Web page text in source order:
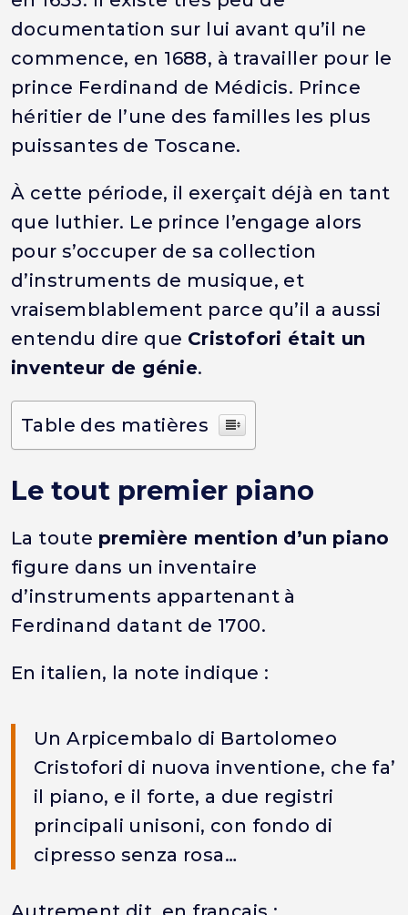
documentation sur lui avant qu’il ne
commence, en 1688, à travailler pour le
prince Ferdinand de Médicis. Prince
héritier de l’une des familles les plus
puissantes de Toscane.
À cette période, il exerçait déjà en tant
que luthier. Le prince l’engage alors
pour s’occuper de sa collection
d’instruments de musique, et
vraisemblablement parce qu’il a aussi
entendu dire que Cristofori était un
inventeur de génie.
Table des matières
Le tout premier piano
La toute première mention d’un piano
figure dans un inventaire
d’instruments appartenant à
Ferdinand datant de 1700.
En italien, la note indique :
Un Arpicembalo di Bartolomeo
Cristofori di nuova inventione, che fa’
il piano, e il forte, a due registri
principali unisoni, con fondo di
cipresso senza rosa…